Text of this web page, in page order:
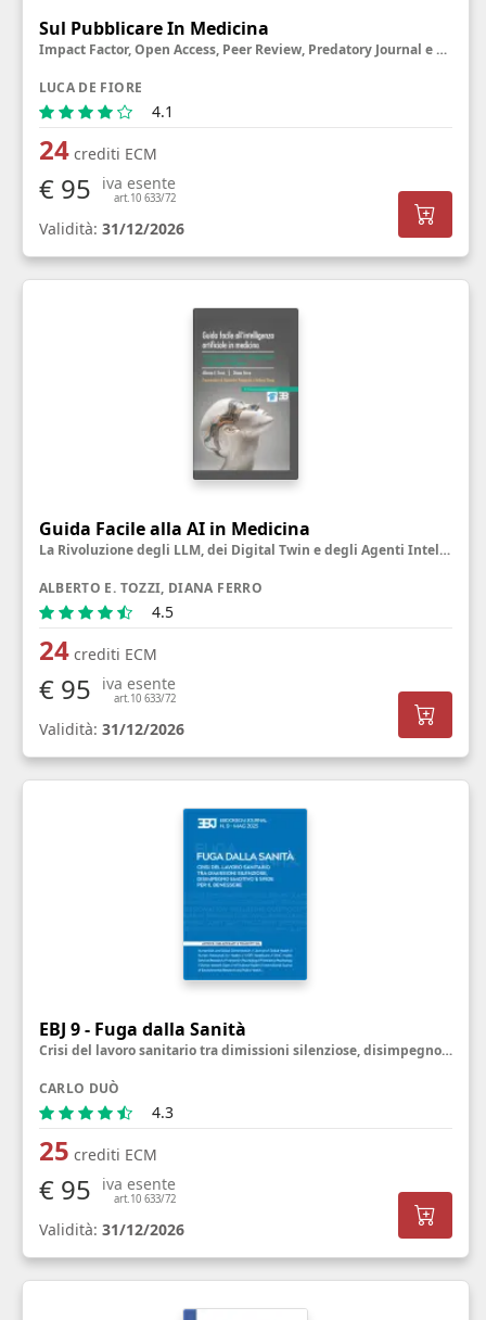
Sul Pubblicare In Medicina
Impact Factor, Open Access, Peer Review, Predatory Journal e altre creature misteriose
LUCA DE FIORE
4.1
24crediti ECM
€ 95 iva esente
art.10 633/72
Validità: 31/12/2026
Guida Facile alla AI in Medicina
La Rivoluzione degli LLM, dei Digital Twin e degli Agenti Intelligenti
ALBERTO E. TOZZI, DIANA FERRO
4.5
24crediti ECM
€ 95 iva esente
art.10 633/72
Validità: 31/12/2026
EBJ 9 - Fuga dalla Sanità
Crisi del lavoro sanitario tra dimissioni silenziose, disimpegno emotivo e sfide per il benessere
CARLO DUÒ
4.3
25 crediti ECM
€ 95 iva esente
art.10 633/72
Validità: 31/12/2026